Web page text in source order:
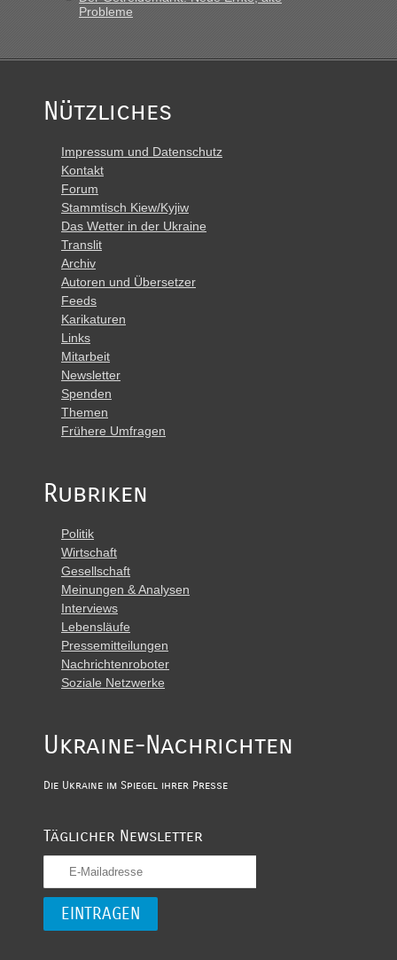
Probleme
Nützliches
Impressum und Datenschutz
Kontakt
Forum
Stammtisch Kiew/Kyjiw
Das Wetter in der Ukraine
Translit
Archiv
Autoren und Übersetzer
Feeds
Karikaturen
Links
Mitarbeit
Newsletter
Spenden
Themen
Frühere Umfragen
Rubriken
Politik
Wirtschaft
Gesellschaft
Meinungen & Analysen
Interviews
Lebensläufe
Pressemitteilungen
Nachrichtenroboter
Soziale Netzwerke
Ukraine-Nachrichten
Die Ukraine im Spiegel ihrer Presse
Täglicher Newsletter